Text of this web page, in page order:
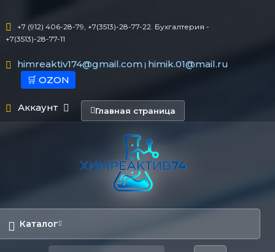
+7 (912) 406-28-79, +7(3513)-28-77-22. Бухгалтерия -
+7(3513)-28-77-11
himreaktiv174@gmail.com| himik.01@mail.ru
🛒 OZON
Аккаунт Главная страница
Каталог